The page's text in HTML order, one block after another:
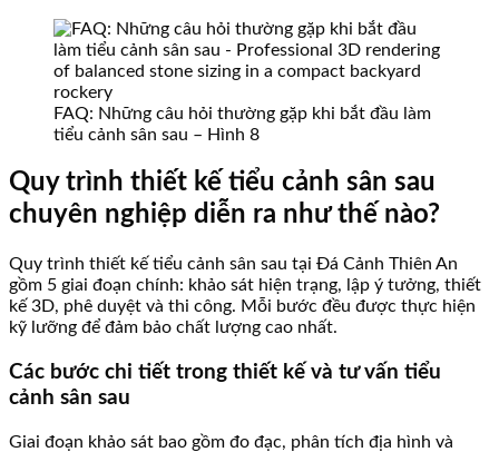
FAQ: Những câu hỏi thường gặp khi bắt đầu làm
tiểu cảnh sân sau – Hình 8
Quy trình thiết kế tiểu cảnh sân sau
chuyên nghiệp diễn ra như thế nào?
Quy trình thiết kế tiểu cảnh sân sau tại Đá Cảnh Thiên An
gồm 5 giai đoạn chính: khảo sát hiện trạng, lập ý tưởng, thiết
kế 3D, phê duyệt và thi công. Mỗi bước đều được thực hiện
kỹ lưỡng để đảm bảo chất lượng cao nhất.
Các bước chi tiết trong thiết kế và tư vấn tiểu
cảnh sân sau
Giai đoạn khảo sát bao gồm đo đạc, phân tích địa hình và